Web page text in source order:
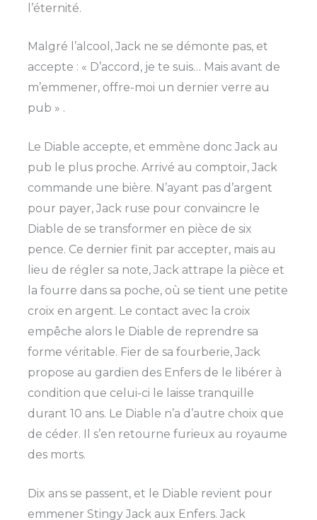
l’éternité.
Malgré l’alcool, Jack ne se démonte pas, et
accepte : « D’accord, je te suis… Mais avant de
m’emmener, offre-moi un dernier verre au
pub » .
Le Diable accepte, et emmène donc Jack au
pub le plus proche. Arrivé au comptoir, Jack
commande une bière. N’ayant pas d’argent
pour payer, Jack ruse pour convaincre le
Diable de se transformer en pièce de six
pence. Ce dernier finit par accepter, mais au
lieu de régler sa note, Jack attrape la pièce et
la fourre dans sa poche, où se tient une petite
croix en argent. Le contact avec la croix
empêche alors le Diable de reprendre sa
forme véritable. Fier de sa fourberie, Jack
propose au gardien des Enfers de le libérer à
condition que celui-ci le laisse tranquille
durant 10 ans. Le Diable n’a d’autre choix que
de céder. Il s’en retourne furieux au royaume
des morts.
Dix ans se passent, et le Diable revient pour
emmener Stingy Jack aux Enfers. Jack